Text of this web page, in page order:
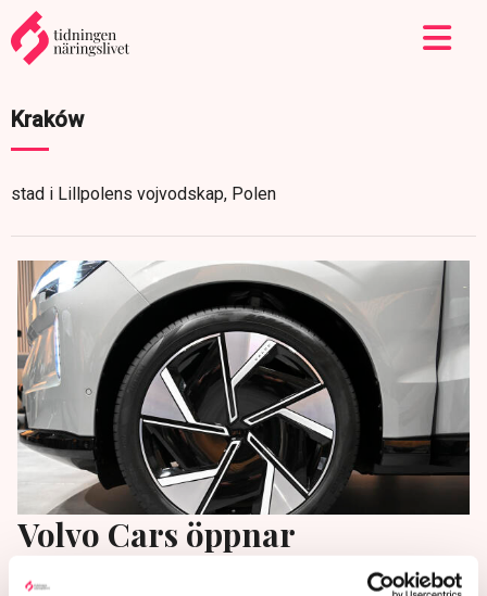
Kraków
stad i Lillpolens vojvodskap, Polen
Volvo Cars öppnar
teknikcenter i Polen